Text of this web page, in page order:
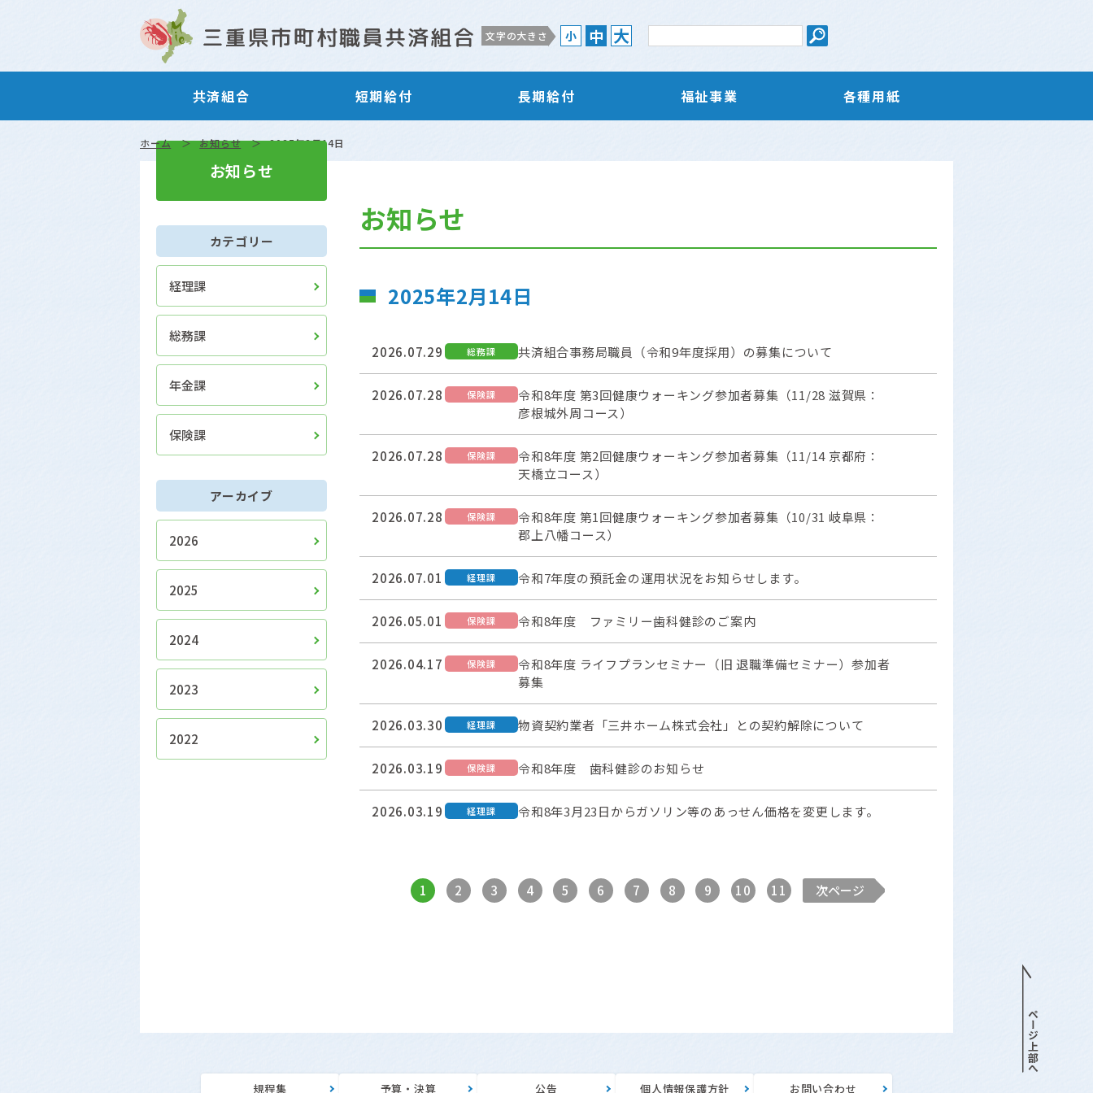
文字の大きさ 小 中 大
共済組合 短期給付 長期給付 福祉事業 各種用紙
ホーム お知らせ 2025年2月14日
お知らせ
2025年2月14日
2026.07.29 総務課 共済組合事務局職員（令和9年度採用）の募集について
2026.07.28 保険課
令和8年度 第3回健康ウォーキング参加者募集（11/28 滋賀県：
彦根城外周コース）
2026.07.28 保険課
令和8年度 第2回健康ウォーキング参加者募集（11/14 京都府：
天橋立コース）
2026.07.28 保険課
令和8年度 第1回健康ウォーキング参加者募集（10/31 岐阜県：
郡上八幡コース）
2026.07.01 経理課 令和7年度の預託金の運用状況をお知らせします。
2026.05.01 保険課 令和8年度 ファミリー歯科健診のご案内
2026.04.17 保険課
令和8年度 ライフプランセミナー（旧 退職準備セミナー）参加者
募集
2026.03.30 経理課 物資契約業者「三井ホーム株式会社」との契約解除について
2026.03.19 保険課 令和8年度 歯科健診のお知らせ
2026.03.19 経理課 令和8年3月23日からガソリン等のあっせん価格を変更します。
1 2 3 4 5 6 7 8 9 10 11 次ページ
お知らせ
カテゴリー
経理課
総務課
年金課
保険課
アーカイブ
2026
2025
2024
2023
2022
規程集 予算・決算 公告 個人情報保護方針 お問い合わせ